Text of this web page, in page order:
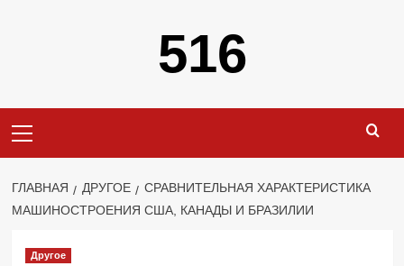
516
меню
ГЛАВНАЯ ДРУГОЕ
СРАВНИТЕЛЬНАЯ ХАРАКТЕРИСТИКА
МАШИНОСТРОЕНИЯ США, КАНАДЫ И БРАЗИЛИИ
Другое